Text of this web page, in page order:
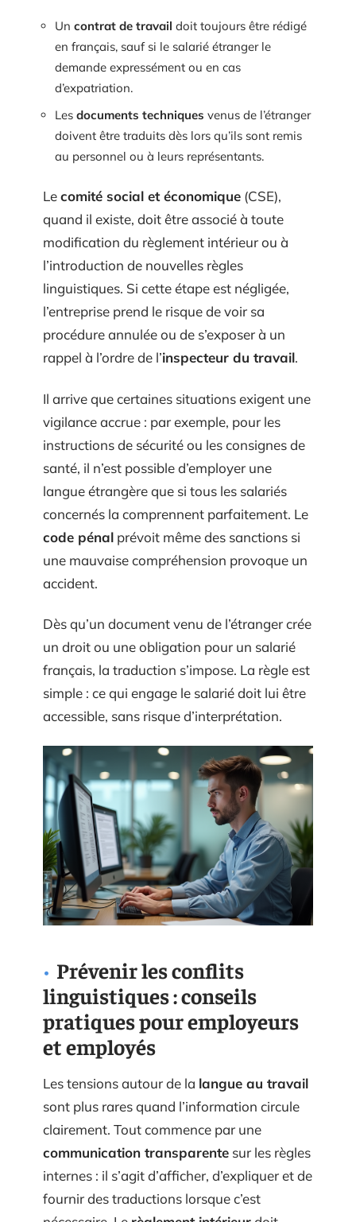
Un contrat de travail doit toujours être rédigé
en français, sauf si le salarié étranger le
demande expressément ou en cas
d’expatriation.
Les documents techniques venus de l’étranger
doivent être traduits dès lors qu’ils sont remis
au personnel ou à leurs représentants.
Lecomité social et économique (CSE),
quand il existe, doit être associé à toute
modification du règlement intérieur ou à
l’introduction de nouvelles règles
linguistiques. Si cette étape est négligée,
l’entreprise prend le risque de voir sa
procédure annulée ou de s’exposer à un
rappel à l’ordre de l’inspecteur du travail.
Il arrive que certaines situations exigent une
vigilance accrue : par exemple, pour les
instructions de sécurité ou les consignes de
santé, il n’est possible d’employer une
langue étrangère que si tous les salariés
concernés la comprennent parfaitement. Le
code pénal prévoit même des sanctions si
une mauvaise compréhension provoque un
accident.
Dès qu’un document venu de l’étranger crée
un droit ou une obligation pour un salarié
français, la traduction s’impose. La règle est
simple : ce qui engage le salarié doit lui être
accessible, sans risque d’interprétation.
Prévenir les conflits
linguistiques : conseils
pratiques pour employeurs
et employés
Les tensions autour de la langue au travail
sont plus rares quand l’information circule
clairement. Tout commence par une
communication transparente sur les règles
internes : il s’agit d’afficher, d’expliquer et de
fournir des traductions lorsque c’est